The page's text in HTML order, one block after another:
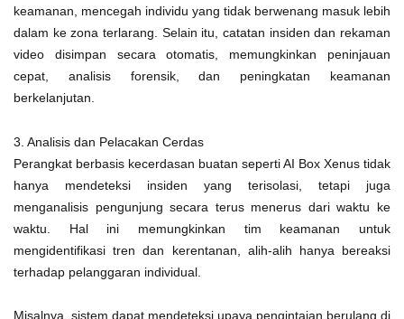
keamanan, mencegah individu yang tidak berwenang masuk lebih
dalam ke zona terlarang. Selain itu, catatan insiden dan rekaman
video disimpan secara otomatis, memungkinkan peninjauan
cepat, analisis forensik, dan peningkatan keamanan
berkelanjutan.
3. Analisis dan Pelacakan Cerdas
Perangkat berbasis kecerdasan buatan seperti AI Box Xenus tidak
hanya mendeteksi insiden yang terisolasi, tetapi juga
menganalisis pengunjung secara terus menerus dari waktu ke
waktu. Hal ini memungkinkan tim keamanan untuk
mengidentifikasi tren dan kerentanan, alih-alih hanya bereaksi
terhadap pelanggaran individual.
Misalnya, sistem dapat mendeteksi upaya pengintaian berulang di